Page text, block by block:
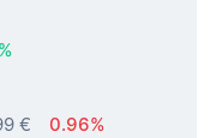
€
0.96%